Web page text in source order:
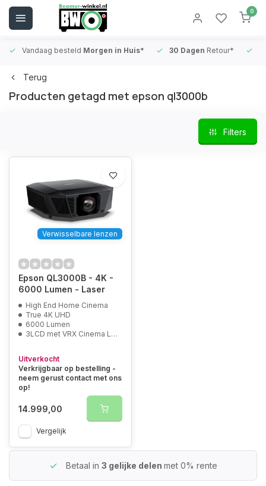
0
Vandaag besteld Morgen in Huis* 30 Dagen Retour*
Terug
Producten getagd met epson ql3000b
Filters
Verwisselbare lenzen
Epson QL3000B - 4K -
6000 Lumen - Laser
High End Home Cinema
True 4K UHD
6000 Lumen
3LCD met VRX Cinema Lens
Uitverkocht
Verkrijgbaar op bestelling -
neem gerust contact met ons
op!
14.999,00
Vergelijk
Betaal in 3 gelijke delen met 0% rente